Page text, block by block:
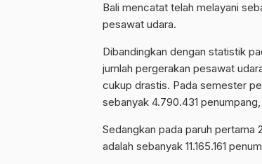
Bali mencatat telah melayani
pesawat udara.
Dibandingkan dengan statistik
jumlah pergerakan pesawat
cukup drastis. Pada semester
sebanyak 4.790.431
Sedangkan pada paruh pertama
adalah sebanyak 11.165.161